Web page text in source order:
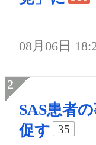
08月06日
SAS患者
促す
35